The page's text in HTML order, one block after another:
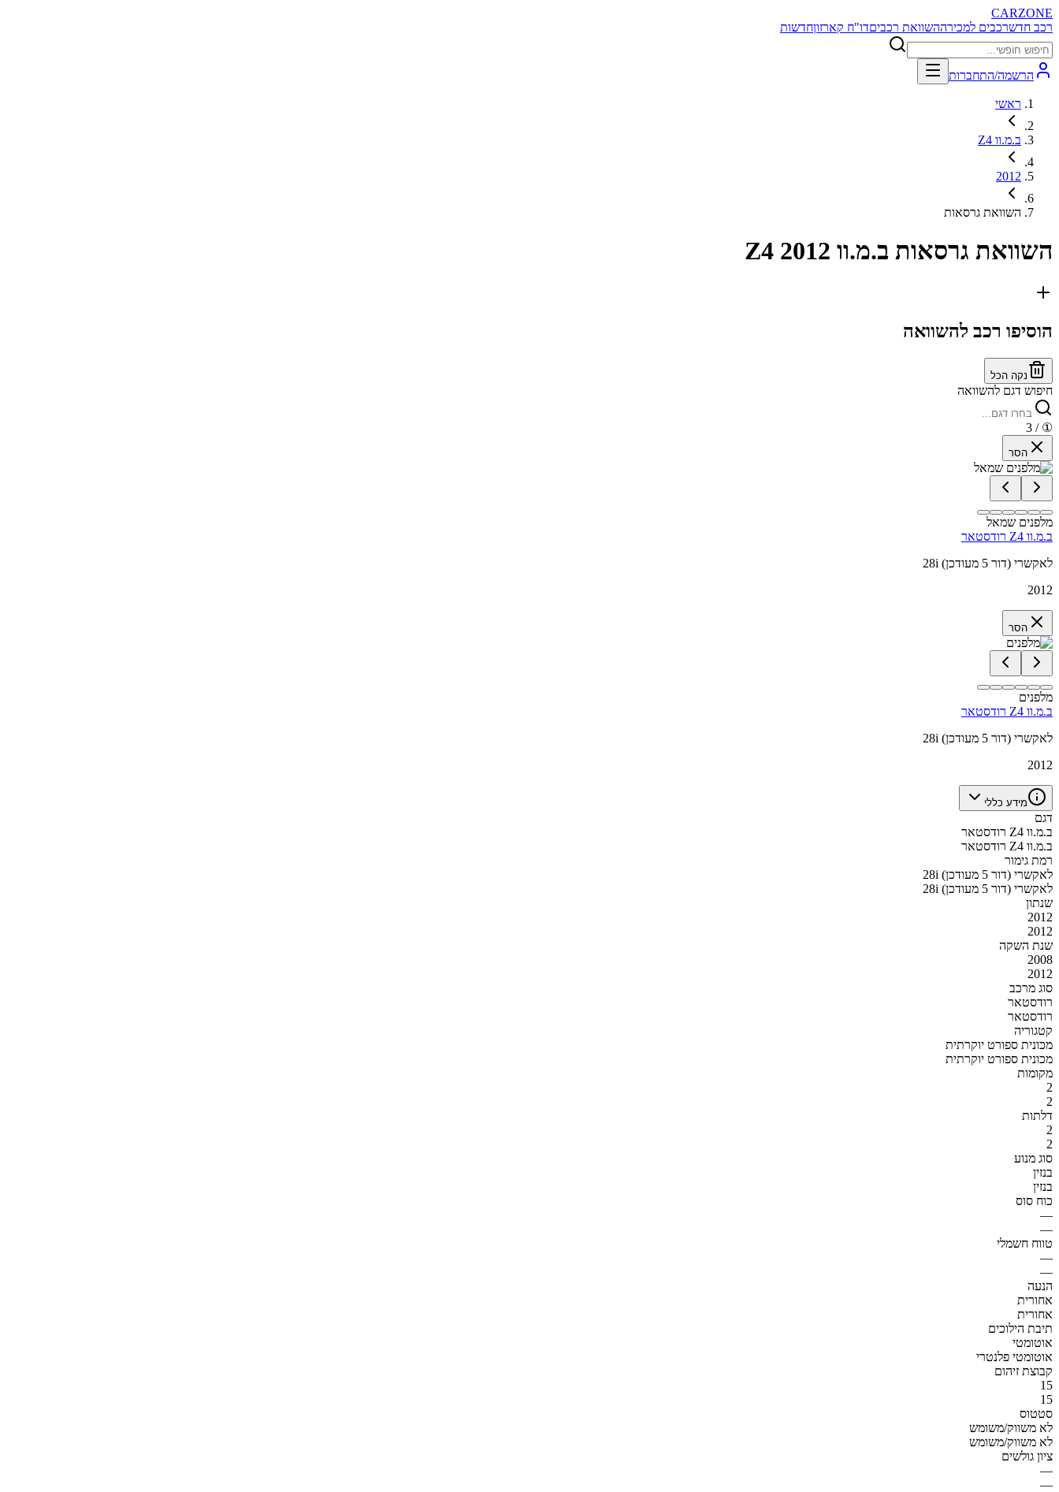
CARZONE
רכב חדשרכבים למכירההשוואת רכביםדו"ח קארזוןחדשות
הרשמה/התחברות
ראשי
ב.מ.וו Z4
2012
השוואת גרסאות
השוואת גרסאות ב.מ.וו Z4 2012
הוסיפו רכב להשוואה
נקה הכל
חיפוש דגם להשוואה
①
/ 3
הסר
מלפנים שמאל
ב.מ.וו Z4 רודסטאר
28i לאקשרי (דור 5 מעודכן)
2012
הסר
מלפנים
ב.מ.וו Z4 רודסטאר
28i לאקשרי (דור 5 מעודכן)
2012
מידע כללי
דגם
ב.מ.וו Z4 רודסטאר
ב.מ.וו Z4 רודסטאר
רמת גימור
28i לאקשרי (דור 5 מעודכן)
28i לאקשרי (דור 5 מעודכן)
שנתון
2012
2012
שנת השקה
2008
2012
סוג מרכב
רודסטאר
רודסטאר
קטגוריה
מכונית ספורט יוקרתית
מכונית ספורט יוקרתית
מקומות
2
2
דלתות
2
2
סוג מנוע
בנזין
בנזין
כוח סוס
—
—
טווח חשמלי
—
—
הנעה
אחורית
אחורית
תיבת הילוכים
אוטומטי
אוטומטי פלנטרי
קבוצת זיהום
15
15
סטטוס
לא משווק/משומש
לא משווק/משומש
ציון גולשים
—
—